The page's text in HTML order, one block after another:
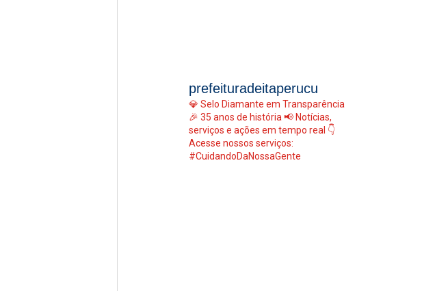
prefeituradeitaperucu
💎 Selo Diamante em Transparência
🎉 35 anos de história 📢 Notícias,
serviços e ações em tempo real 👇
Acesse nossos serviços:
#CuidandoDaNossaGente